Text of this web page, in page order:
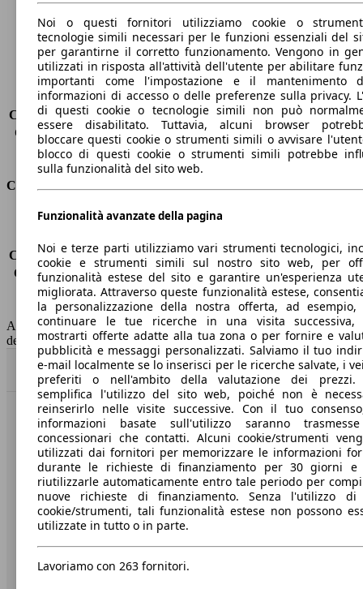
Passo
2800 mm
Peso massimo
-
Carico massimo
-
Porte
5
Sedili
5
Carico sul tetto
-
Capacità di traino (senza freni) -
Capacità di traino (con freni)
1330 kg
Volume del bagagliaio
487 l
Consumi
Emissioni di CO2*
35 g/km (komb.)
Consumo (extra-urbano) 4.5 l/100km
Consumo (combinato)* 1.5 l/100km
Classe di emissione
Euro 6
Capacità del serbatoio
43 l
AutoScout24 non si assume alcuna responsabilità per la correttezza
dei dati.
Torna su
Benvenuti su AutoScout24, il mercato auto europeo.
Società
A proposito di AutoScout24
Stampa
Noi o questi fornitori utilizziamo cookie o
tecnologie simili necessari per le funzioni essenziali del
per garantirne il corretto funzionamento. Vengono in
utilizzati in risposta all'attività dell'utente per abilitare
importanti come l'impostazione e il mantenimento
informazioni di accesso o delle preferenze sulla privacy.
di questi cookie o tecnologie simili non può
essere disabilitato. Tuttavia, alcuni browser
bloccare questi cookie o strumenti simili o avvisare
blocco di questi cookie o strumenti simili potrebbe
sulla funzionalità del sito web.
Funzionalità avanzate della pagina
Noi e terze parti utilizziamo vari strumenti tecnologici,
cookie e strumenti simili sul nostro sito web, per
funzionalità estese del sito e garantire un'esperienza
migliorata. Attraverso queste funzionalità estese,
la personalizzazione della nostra offerta, ad esempio,
continuare le tue ricerche in una visita successiva,
mostrarti offerte adatte alla tua zona o per fornire e
pubblicità e messaggi personalizzati. Salviamo il tuo
e-mail localmente se lo inserisci per le ricerche salvate, i
preferiti o nell'ambito della valutazione dei prezzi.
semplifica l'utilizzo del sito web, poiché non è
reinserirlo nelle visite successive. Con il tuo
informazioni basate sull'utilizzo saranno
concessionari che contatti. Alcuni cookie/strumenti
utilizzati dai fornitori per memorizzare le informazioni
durante le richieste di finanziamento per 30 giorni e
riutilizzarle automaticamente entro tale periodo per
nuove richieste di finanziamento. Senza l'utilizzo
cookie/strumenti, tali funzionalità estese non possono
utilizzate in tutto o in parte.
Lavoriamo con 263 fornitori.